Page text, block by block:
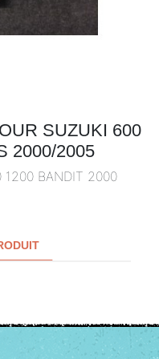
SUZUKI 600
2000/2005
1200 BANDIT 2000